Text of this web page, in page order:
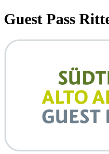
Guest Pass